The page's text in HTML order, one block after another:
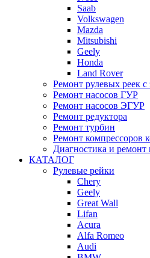
Saab
Volkswagen
Mazda
Mitsubishi
Geely
Honda
Land Rover
Ремонт рулевых реек с
Ремонт насосов ГУР
Ремонт насосов ЭГУР
Ремонт редуктора
Ремонт турбин
Ремонт компрессоров
Диагностика и ремонт
КАТАЛОГ
Рулевые рейки
Chery
Geely
Great Wall
Lifan
Acura
Alfa Romeo
Audi